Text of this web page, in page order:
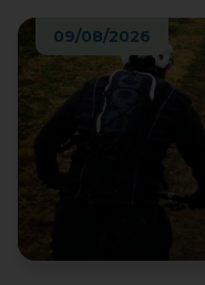
toont. Leer over de
hier leven en
Mechelse heide.
09/08/2026